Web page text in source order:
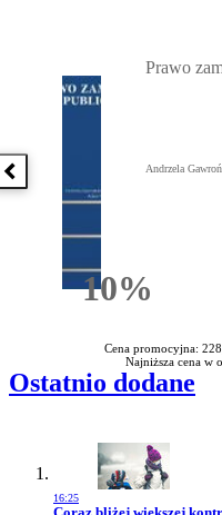
Poprzednia książka
10%Rabatu
Prawo
Andrzela
Cena promocyjna:
Najniższa cena w
Ostatnio dodane
16:25
Przejdź do artykułu: